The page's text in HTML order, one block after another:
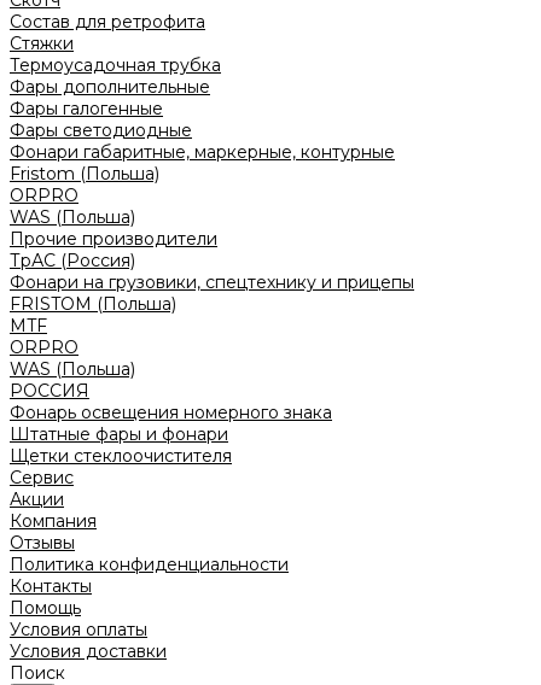
Состав для ретрофита
Стяжки
Термоусадочная трубка
Фары дополнительные
Фары галогенные
Фары светодиодные
Фонари габаритные, маркерные, контурные
Fristom (Польша)
ORPRO
WAS (Польша)
Прочие производители
ТрАС (Россия)
Фонари на грузовики, спецтехнику и прицепы
FRISTOM (Польша)
MTF
ORPRO
WAS (Польша)
РОССИЯ
Фонарь освещения номерного знака
Штатные фары и фонари
Щетки стеклоочистителя
Сервис
Акции
Компания
Отзывы
Политика конфиденциальности
Контакты
Помощь
Условия оплаты
Условия доставки
Поиск